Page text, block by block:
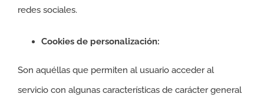
redes sociales.
Cookies de personalización:
Son aquéllas que permiten al usuario acceder al
servicio con algunas características de carácter general